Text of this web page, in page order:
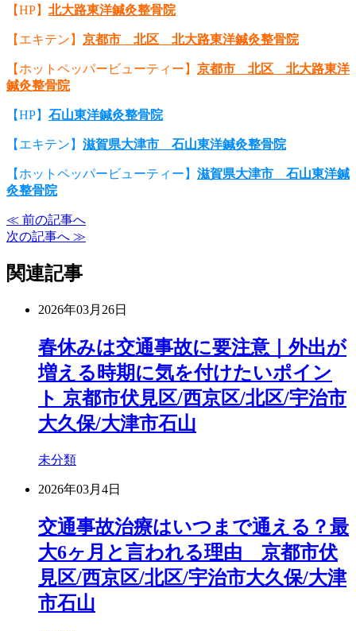
【HP】 北大路東洋鍼灸整骨院
【エキテン】 京都市 北区 北大路東洋鍼灸整骨院
【ホットペッパービューティー】 京都市 北区 北大路東洋
鍼灸整骨院
【HP】 石山東洋鍼灸整骨院
【エキテン】 滋賀県大津市 石山東洋鍼灸整骨院
【ホットペッパービューティー】 滋賀県大津市 石山東洋鍼
灸整骨院
≪ 前の記事へ
次の記事へ ≫
関連記事
2026年03月26日
春休みは交通事故に要注意｜外出が
増える時期に気を付けたいポイン
ト 京都市伏見区/西京区/北区/宇治市
大久保/大津市石山
未分類
2026年03月4日
交通事故治療はいつまで通える？最
大6ヶ月と言われる理由 京都市伏
見区/西京区/北区/宇治市大久保/大津
市石山